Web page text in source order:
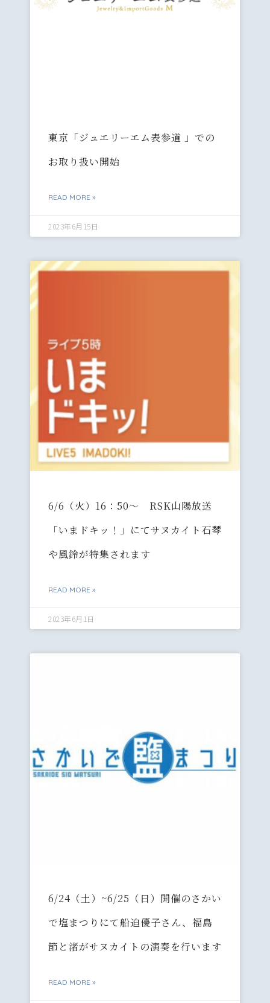
東京「ジュエリーエム表参道 」での
お取り扱い開始
READ MORE »
2023年6月15日
6/6（火）16：50〜 RSK山陽放送
「いまドキッ！」にてサヌカイト石琴
や風鈴が特集されます
READ MORE »
2023年6月1日
6/24（土）~6/25（日）開催のさかい
で塩まつりにて船迫優子さん、福島
節と渚がサヌカイトの演奏を行います
READ MORE »